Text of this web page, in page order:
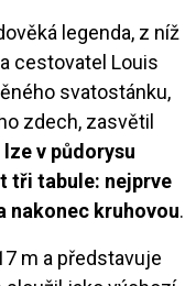
legenda, z níž
cestovatel Louis
svatostánku,
zdech, zasvětil
v půdorysu
tři tabule: nejprve
nakonec kruhovou.
m a představuje